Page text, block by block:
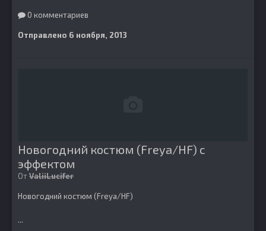
0 комментариев
Отправлено 6 ноября, 2013
Новогодний костюм (Freya/HF) с
эффектом
ОтValiiLucifer
Новогодний костюм (Freya/HF)
...